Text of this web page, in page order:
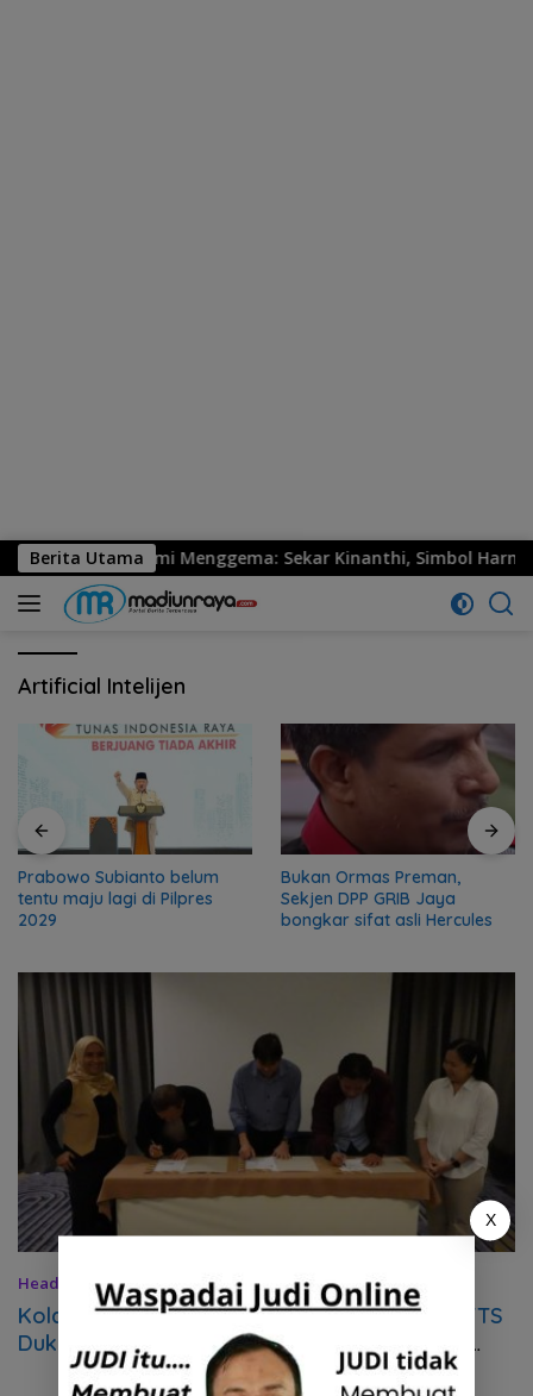
Berita UtamaResmi Menggema: Sekar Kinanthi, Simbol Harmoni
Artificial Intelijen
Prabowo Subianto belum
tentu maju lagi di Pilpres
2029
Bukan Ormas Preman,
Sekjen DPP GRIB Jaya
bongkar sifat asli Hercules
Headline 16 Desember 2024
Kolaborasi Suara.com, Beritajatim.com & ISTTS
Dukung Media Lokal Kembangkan Kapasitas
dengan AI
X